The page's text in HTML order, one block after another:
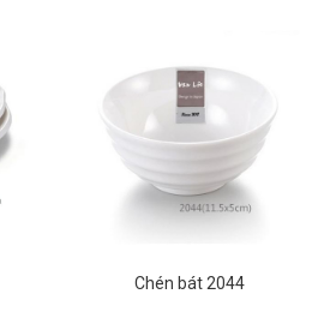
Chén bát 2044